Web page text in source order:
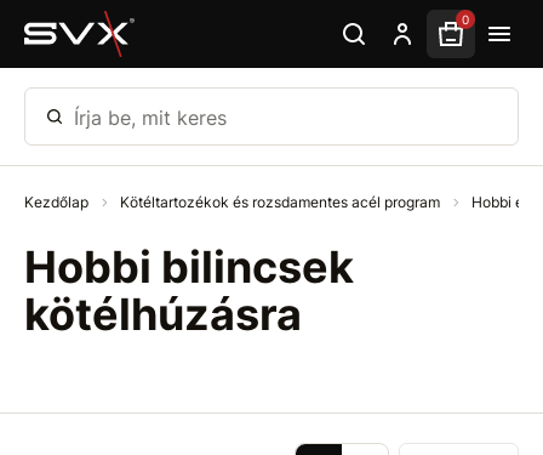
Ugrás az oldal fő részéhez 0
Írja be, mit keres
Kezdőlap Kötéltartozékok és rozsdamentes acél program Hobbi
Hobbi bilincsek
kötélhúzásra